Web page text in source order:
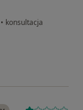
• konsultacja